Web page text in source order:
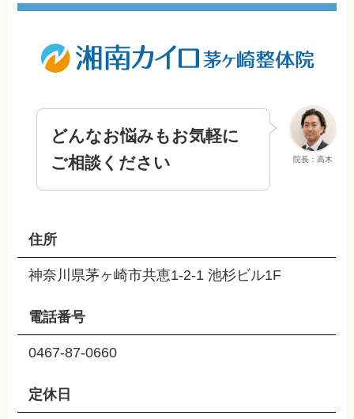
院長：高木
どんなお悩みもお気軽に
ご相談ください
住所
神奈川県茅ヶ崎市共恵1-2-1 池杉ビル1F
電話番号
0467-87-0660
定休日